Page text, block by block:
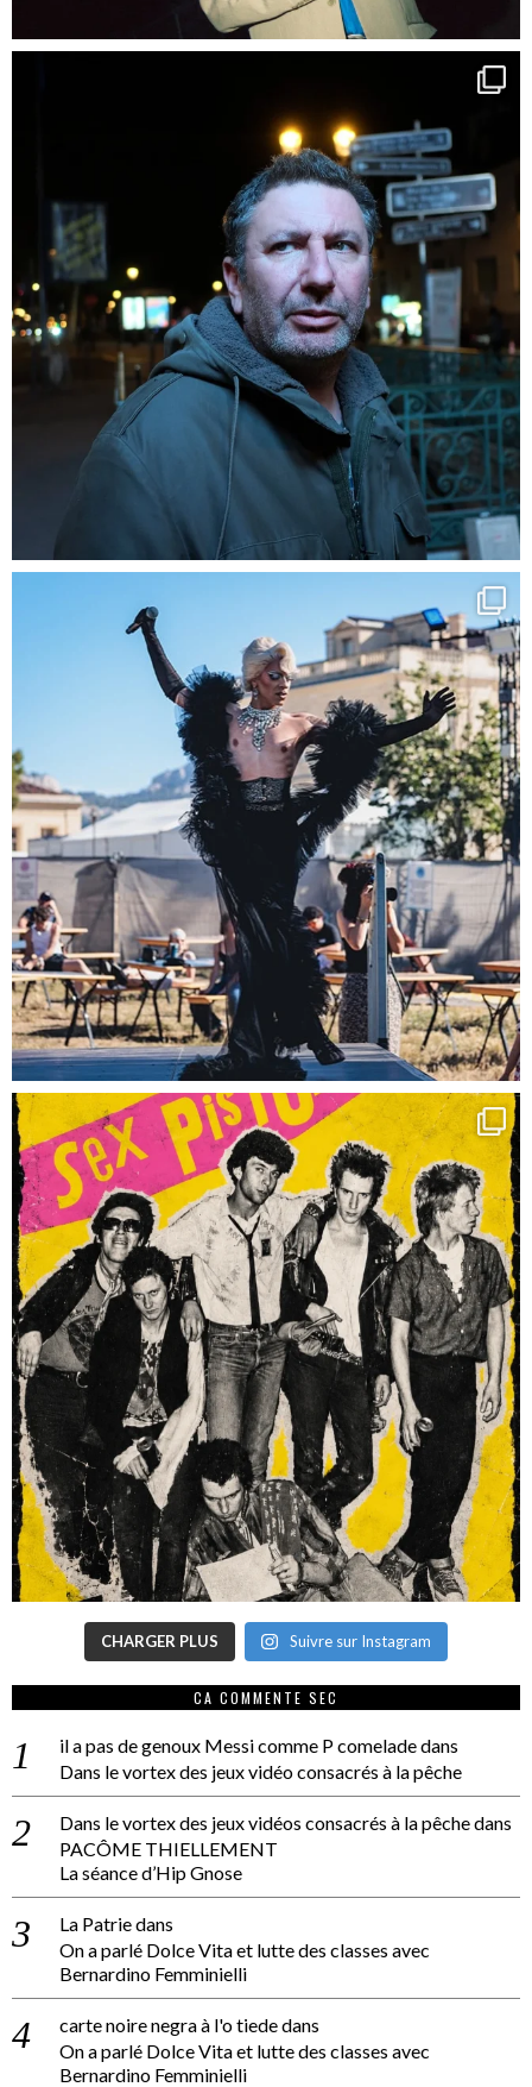
CHARGER PLUS Suivre sur Instagram
CA COMMENTE SEC
il a pas de genoux Messi comme P comeladedans
Dans le vortex des jeux vidéo consacrés à la pêche
Dans le vortex des jeux vidéos consacrés à la pêchedans
PACÔME THIELLEMENT
La séance d’Hip Gnose
La Patriedans
On a parlé Dolce Vita et lutte des classes avec
Bernardino Femminielli
carte noire negra à l'o tiededans
On a parlé Dolce Vita et lutte des classes avec
Bernardino Femminielli